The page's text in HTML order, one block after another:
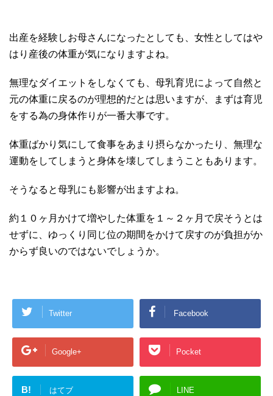
出産を経験しお母さんになったとしても、女性としてはや
はり産後の体重が気になりますよね。
無理なダイエットをしなくても、母乳育児によって自然と
元の体重に戻るのが理想的だとは思いますが、まずは育児
をする為の身体作りが一番大事です。
体重ばかり気にして食事をあまり摂らなかったり、無理な
運動をしてしまうと身体を壊してしまうこともあります。
そうなると母乳にも影響が出ますよね。
約１０ヶ月かけて増やした体重を１～２ヶ月で戻そうとは
せずに、ゆっくり同じ位の期間をかけて戻すのが負担がか
からず良いのではないでしょうか。
Twitter Facebook
Google+ Pocket
B! はてブ LINE